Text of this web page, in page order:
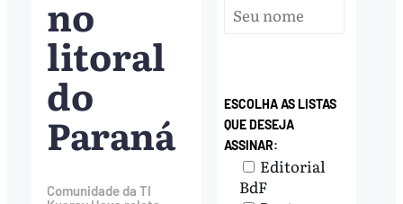
no
litoral
do
Paraná
Comunidade da TI
ESCOLHA AS LISTAS
QUE DESEJA
ASSINAR:
Editorial
BdF